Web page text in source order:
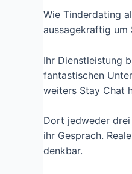
Wie Tinderdating
aussagekraftig um
Ihr Dienstleistung
fantastischen
weiters Stay Chat
Dort jedweder
ihr Gesprach.
denkbar.